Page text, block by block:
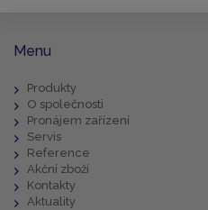
Menu
Produkty
O společnosti
Pronájem zařízení
Servis
Reference
Akční zboží
Kontakty
Aktuality